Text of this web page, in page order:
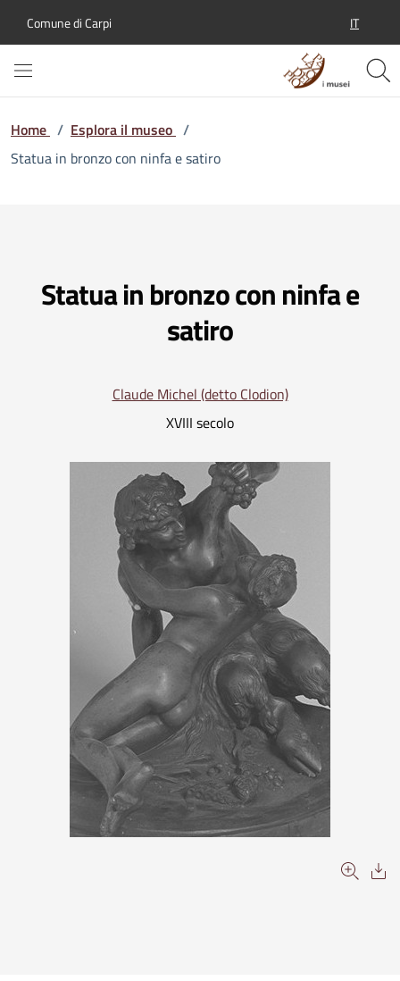
Comune di Carpi IT
Home / Esplora il museo /
Statua in bronzo con ninfa e satiro
Statua in bronzo con ninfa e
satiro
Claude Michel (detto Clodion)
XVIII secolo